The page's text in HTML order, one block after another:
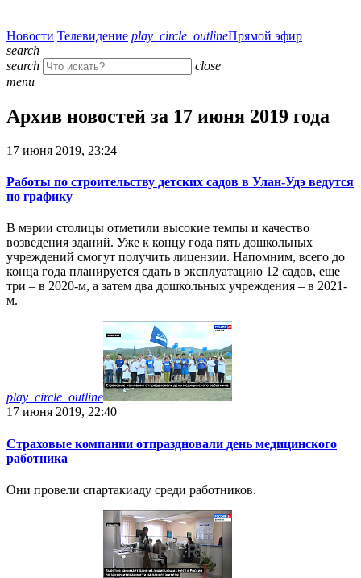
Новости Телевидение play_circle_outlineПрямой эфир
search
search
close
menu
Архив новостей за 17 июня 2019 года
17 июня 2019, 23:24
Работы по строительству детских садов в Улан-Удэ ведутся
по графику
В мэрии столицы отметили высокие темпы и качество
возведения зданий. Уже к концу года пять дошкольных
учреждений смогут получить лицензии. Напомним, всего до
конца года планируется сдать в эксплуатацию 12 садов, еще
три – в 2020-м, а затем два дошкольных учреждения – в 2021-
м.
play_circle_outline
17 июня 2019, 22:40
Страховые компании отпраздновали день медицинского
работника
Они провели спартакиаду среди работников.